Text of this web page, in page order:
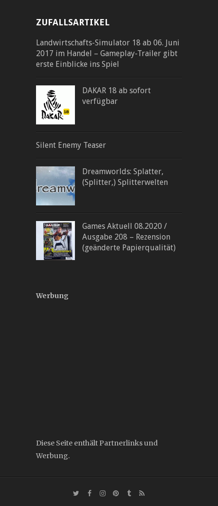
ZUFALLSARTIKEL
Landwirtschafts-Simulator 18 ab 06. Juni
2017 im Handel – Gameplay-Trailer gibt
erste Einblicke ins Spiel
DAKAR 18 ab sofort
verfügbar
Silent Enemy Teaser
Dreamworlds: Splatter,
(Splitter,) Splitterwelten
Games Aktuell 08.2020 /
Ausgabe 208 – Rezension
(geänderte Papierqualität)
Werbung
Diese Seite enthält Partnerlinks und
Werbung.